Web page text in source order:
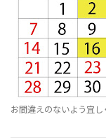
お間違えのないよう宜し